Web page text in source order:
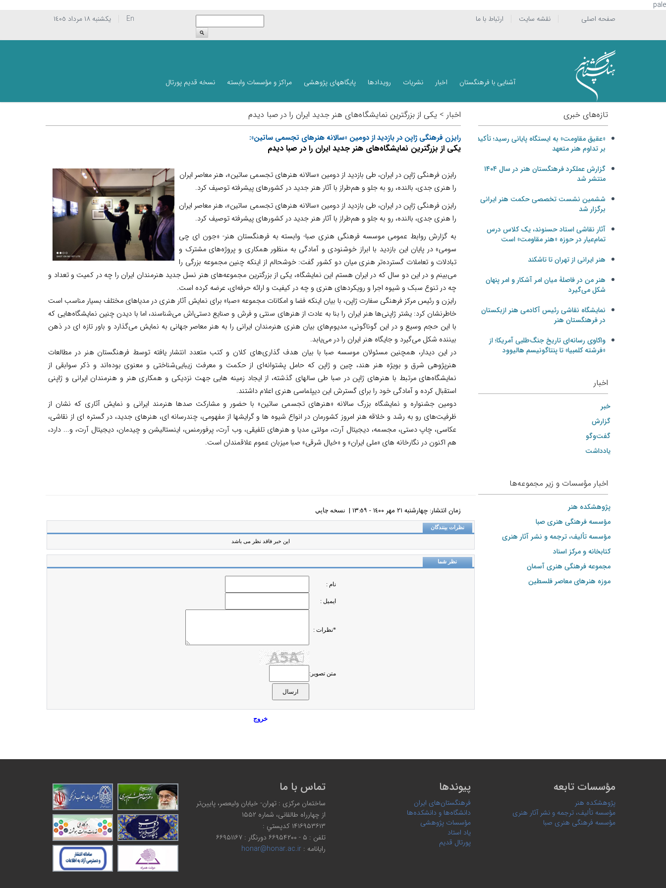
pale
يکشنبه ١٨ مرداد ١٤٠٥
En ارتباط با ما نقشه سایت صفحه اصلی
آشنایی با فرهنگستان اخبار نشریات رویدادها پایگاههای پژوهشی مراکز و مؤسسات وابسته نسخه قدیم پورتال
اخبار > یکی از بزرگترین نمایشگاه‌های هنر جدید ایران را در صبا دیدم
رایزن فرهنگی ژاپن در بازدید از دومین «سالانه هنرهای تجسمی ساتین»:
یکی از بزرگترین نمایشگاه‌های هنر جدید ایران را در صبا دیدم
رایزن فرهنگی ژاپن در ایران، طی بازدید از دومین «سالانه هنرهای تجسمی ساتین»، هنر معاصر ایران
را هنری جدی، بالنده، رو به جلو و هم‌طراز با آثار هنر جدید در کشورهای پیشرفته توصیف کرد.
رایزن فرهنگی ژاپن در ایران، طی بازدید از دومین «سالانه هنرهای تجسمی ساتین»، هنر معاصر ایران
را هنری جدی، بالنده، رو به جلو و هم‌طراز با آثار هنر جدید در کشورهای پیشرفته توصیف کرد.
به گزارش روابط عمومی موسسه فرهنگی هنری صبا- وابسته به فرهنگستان هنر- «جون ای چی
سومی» در پایان این بازدید با ابراز خوشنودی و آمادگی به منظور همکاری و پروژه‌های مشترک و
تبادلات و تعاملات گسترده‌تر هنری میان دو کشور گفت: خوشحالم از اینکه چنین مجموعه بزرگی را
می‌بینم و در این دو سال که در ایران هستم این نمایشگاه، یکی از بزرگترین مجموعه‌های هنر نسل جدید هنرمندان ایران را چه در کمیت و تعداد و
چه در تنوع سبک و شیوه‌ اجرا و رویکردهای هنری و چه در کیفیت و ارائه حرفه‌ای، عرضه کرده است.
رایزن و رئیس مرکز فرهنگی سفارت ژاپن، با بیان اینکه فضا و امکانات مجموعه «صبا» برای نمایش آثار هنری در مدیاهای مختلف بسیار مناسب است
خاطرنشان کرد: یشتر ژاپنی‌ها هنر ایران را بنا به عادت از هنرهای سنتی و فرش و صنایع دستی‌اش می‌شناسند، اما با دیدن چنین نمایشگاه‌هایی که
با این حجم وسیع و در این گوناگونی، مدیوم‌های بیان هنری هنرمندان ایرانی را به هنر معاصر جهانی به نمایش می‌گذارد و باور تازه ای در ذهن
بیننده شکل می‌گیرد و جایگاه هنر ایران را در می‌یابد.
در این دیدار، همچنین مسئولان موسسه صبا با بیان هدف گذاری‌های کلان و کتب متعدد انتشار یافته توسط فرهنگستان هنر در مطالعات
هنرپژوهی شرق و بویژه هنر هند، چین و ژاپن که حامل پشتوانه‌ای از حکمت و معرفت زیبایی‌شناختی و معنوی بوده‌اند و ذکر سوابقی از
نمایشگاه‌های مرتبط با هنرهای ژاپن در صبا طی سالهای گذشته، از ایجاد زمینه هایی جهت نزدیکی و همکاری هنر و هنرمندان ایرانی و ژاپنی
استقبال کرده و آمادگی خود را برای گسترش این دیپلماسی هنری اعلام داشتند.
دومین جشنواره و نمایشگاه بزرگ سالانه «هنرهای تجسمی ساتین» با حضور و مشارکت صدها هنرمند ایرانی و نمایش آثاری که نشان از
ظرفیت‌های رو به رشد و خلاقه هنر امروز کشورمان در انواع شیوه ها و گرایشها از مفهومی، چندرسانه ای، هنرهای جدید، در گستره ای از نقاشی،
عکاسی، چاپ دستی، مجسمه، دیجیتال آرت، مولتی مدیا و هنرهای تلفیقی، وب آرت، پرفورمنس، اینستالیشن و چیدمان، دیجیتال آرت، و... دارد،
هم اکنون در نگارخانه های «ملی ایران» و «خیال شرقی» صبا میزبان عموم علاقمندان است.
زمان انتشار: چهارشنبه ٢١ مهر ١٤٠٠ - ١٣:٥٩ | نسخه چاپي
نظرات بینندگان
این خبر فاقد نظر می باشد
نظر شما
نام :
ایمیل :
*نظرات :
متن تصویر:
خروج
تازه‌های خبری
«عقیق مقاومت» به ایستگاه پایانی رسید؛ تأکید
بر تداوم هنر متعهد
گزارش عملکرد فرهنگستان هنر در سال ۱۴۰۴
منتشر شد
ششمین نشست تخصصی حکمت هنر ایرانی
برگزار شد
آثار نقاشی استاد حسنوند، یک کلاس درس
تمام‌عیار در حوزه «هنر مقاومت» است
هنر ایرانی از تهران تا تاشکند
هنر من در فاصلۀ میان امر آشکار و امر پنهان
شکل می‌گیرد
نمایشگاه نقاشی رئیس آکادمی هنر ازبکستان
در فرهنگستان هنر
واکاوی رسانه‌ای تاریخ جنگ‌طلبی آمریکا؛ از
«فرشته کلمبیا» تا پنتاگونیسم هالیوود
اخبار
خبر
گزارش
گفت‌وگو
یادداشت
اخبار مؤسسات و زیر مجموعه‌ها
پژوهشکده هنر
مؤسسه فرهنگی هنری صبا
مؤسسه تألیف، ترجمه و نشر آثار هنری
کتابخانه و مرکز اسناد
مجموعه فرهنگی هنری آسمان
موزه هنرهای‌ معاصر فلسطین
تماس با ما
ساختمان مرکزی : تهران- خیابان ولیعصر، پایین‌تر
از چهارراه طالقانی، شماره ۱۵۵۲
۱۴۱۶۹۵۳۶۱۳ كدپستي :
تلفن : ۵ - ۶۶۹۵۴۲۰۰ دورنگار : ۶۶۹۵۱۱۶۷
رایانامه : honar@honar.ac.ir
پیوندها
فرهنگستان‌های ایران
دانشگاه‌ها و دانشکده‌ها
مؤسسات پژوهشی
یاد استاد
پورتال قدیم
مؤسسات تابعه
پژوهشکده هنر
مؤسسه تألیف، ترجمه و نشر آثار هنری
مؤسسه فرهنگی هنری صبا